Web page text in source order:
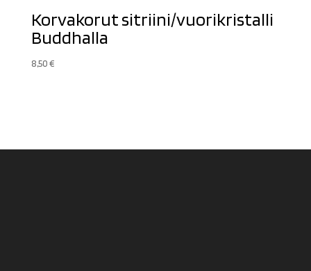
Korvakorut sitriini/vuorikristalli
Buddhalla
8,50€